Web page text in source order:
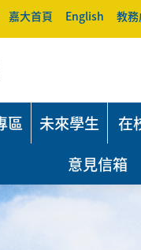
嘉大首頁 English 教
區 未來學生
在
意見信箱